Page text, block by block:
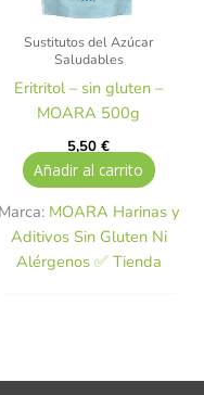
Sustitutos del Azúcar
Saludables
Eritritol – sin gluten –
MOARA 500g
5,50€
Añadir al carrito
Marca: MOARA Harinas y
Aditivos Sin Gluten Ni
Alérgenos ✅ Tienda